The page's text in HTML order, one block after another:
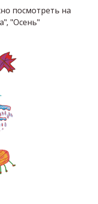
посмотреть на
, "Осень"